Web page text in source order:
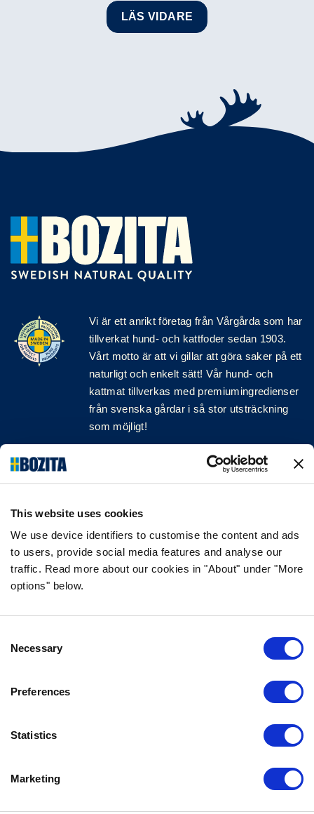
This website uses cookies
We use device identifiers to customise the content and ads
to users, provide social media features and analyse our
traffic. Read more about our cookies in "About" under "More
options" below.
Selection
Necessary
Preferences
Statistics
Marketing
LÄS VIDARE
Vi är ett anriktföretag från Vårgårda som har
tillverkat hund- och kattfoder sedan 1903.
Vårt motto är att vi gillar att göra saker på ett
naturligt och enkelt sätt! Vår hund- och
kattmat tillverkas med premiumingredienser
från svenska gårdar i så stor utsträckning
som möjligt!
Följ oss på sociala medier
INFORMATION
VANLIGA FRÅGOR & SVAR
OM FÖRETAGET
KUNDTJÄNST
INFO@BOZITA.SE